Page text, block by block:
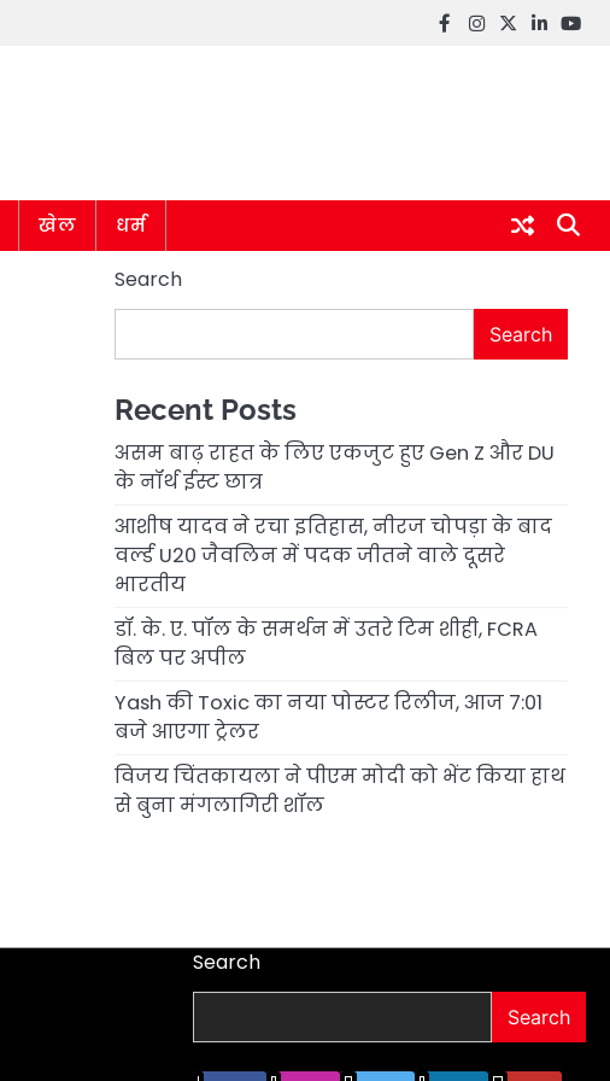
Facebook
instagram
twitter
linkedin
खेल धर्म
Search
Search
Recent Posts
असम बाढ़ राहत के लिए एकजुट हुए Gen Z और DU
के नॉर्थ ईस्ट छात्र
आशीष यादव ने रचा इतिहास, नीरज चोपड़ा के बाद
वर्ल्ड U20 जैवलिन में पदक जीतने वाले दूसरे
भारतीय
डॉ. के. ए. पॉल के समर्थन में उतरे टिम शीही, FCRA
बिल पर अपील
Yash की Toxic का नया पोस्टर रिलीज, आज 7:01
बजे आएगा ट्रेलर
विजय चिंतकायला ने पीएम मोदी को भेंट किया हाथ
से बुना मंगलागिरी शॉल
Search
Search